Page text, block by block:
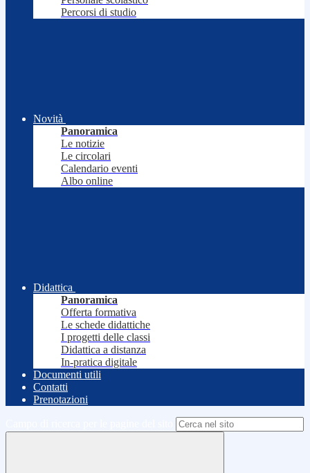
Percorsi di studio
Novità
Panoramica
Le notizie
Le circolari
Calendario eventi
Albo online
Didattica
Panoramica
Offerta formativa
Le schede didattiche
I progetti delle classi
Didattica a distanza
In-pratica digitale
Documenti utili
Contatti
Prenotazioni